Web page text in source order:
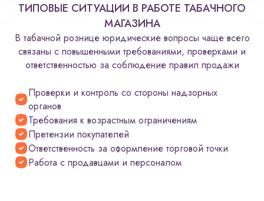
ТИПОВЫЕ СИТУАЦИИ В РАБОТЕ ТАБАЧНОГО
МАГАЗИНА
В табачной рознице юридические вопросы чаще всего
связаны с повышенными требованиями, проверками и
ответственностью за соблюдение правил продажи
Проверки и контроль со стороны надзорных
органов
Требования к возрастным ограничениям
Претензии покупателей
Ответственность за оформление торговой точки
Работа с продавцами и персоналом